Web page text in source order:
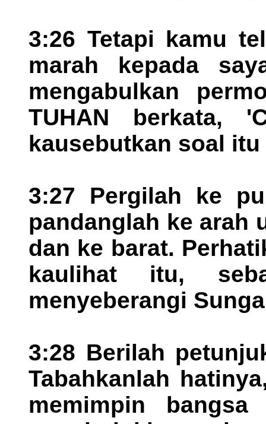
3:26 Tetapi kamu
marah kepada
mengabulkan
TUHAN berkata,
kausebutkan soal
3:27 Pergilah ke
pandanglah ke arah
dan ke barat.
kaulihat itu,
menyeberangi
3:28 Berilah
Tabahkanlah
memimpin